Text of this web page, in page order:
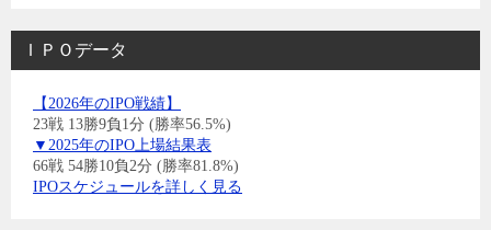
ＩＰＯデータ
【2026年のIPO戦績】
23戦 13勝9負1分 (勝率56.5%)
▼2025年のIPO上場結果表
66戦 54勝10負2分 (勝率81.8%)
IPOスケジュールを詳しく見る